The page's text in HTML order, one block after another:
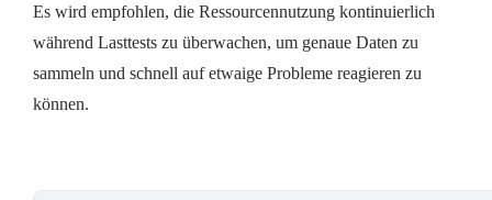
Es wird empfohlen, die Ressourcennutzung kontinuierlich
während Lasttests zu überwachen, um genaue Daten zu
sammeln und schnell auf etwaige Probleme reagieren zu
können.